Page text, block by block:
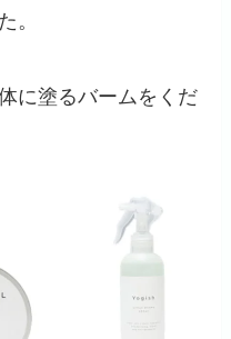
。
に塗るバームをくだ